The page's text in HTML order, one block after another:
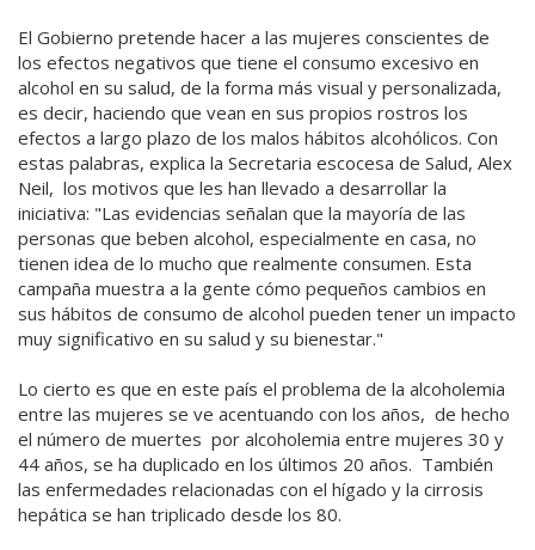
El Gobierno pretende hacer a las mujeres conscientes de
los efectos negativos que tiene el consumo excesivo en
alcohol en su salud, de la forma más visual y personalizada,
es decir, haciendo que vean en sus propios rostros los
efectos a largo plazo de los malos hábitos alcohólicos. Con
estas palabras, explica la Secretaria escocesa de Salud, Alex
Neil, los motivos que les han llevado a desarrollar la
iniciativa: "Las evidencias señalan que la mayoría de las
personas que beben alcohol, especialmente en casa, no
tienen idea de lo mucho que realmente consumen. Esta
campaña muestra a la gente cómo pequeños cambios en
sus hábitos de consumo de alcohol pueden tener un impacto
muy significativo en su salud y su bienestar."
Lo cierto es que en este país el problema de la alcoholemia
entre las mujeres se ve acentuando con los años, de hecho
el número de muertes por alcoholemia entre mujeres 30 y
44 años, se ha duplicado en los últimos 20 años. También
las enfermedades relacionadas con el hígado y la cirrosis
hepática se han triplicado desde los 80.